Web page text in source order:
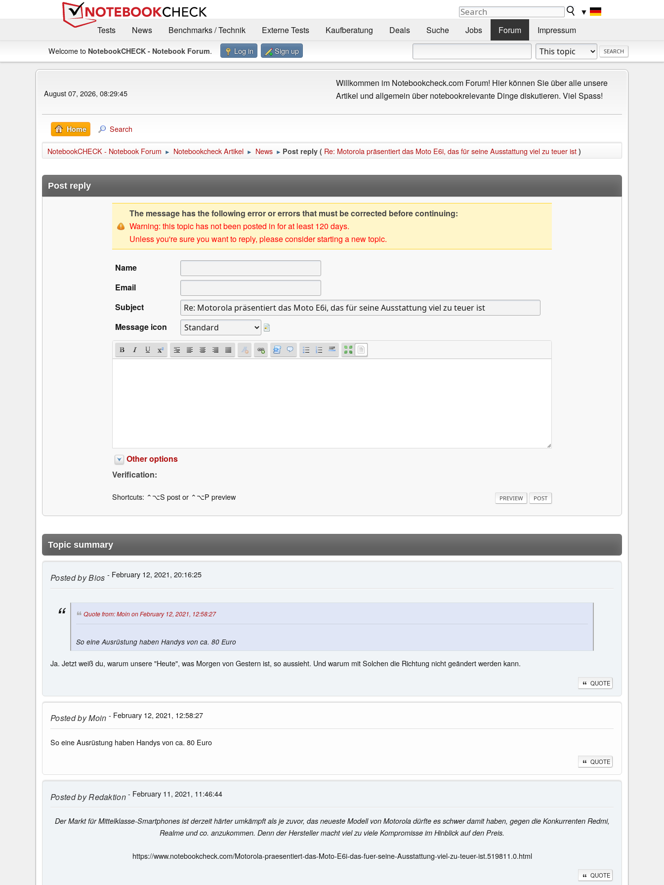
▼
Tests
News Benchmarks / Technik Externe Tests Kaufberatung Deals Suche Jobs Forum Impressum
Welcome to NotebookCHECK - Notebook Forum. Log in Sign up
August 07, 2026, 08:29:45
Willkommen im Notebookcheck.com Forum! Hier können Sie über alle unsere
Artikel und allgemein über notebookrelevante Dinge diskutieren. Viel Spass!
Home Search
NotebookCHECK - Notebook Forum ► Notebookcheck Artikel ► News ► Post reply ( Re: Motorola präsentiert das Moto E6i, das für seine Ausstattung viel zu teuer ist )
Post reply
The message has the following error or errors that must be corrected before continuing:
Warning: this topic has not been posted in for at least 120 days.
Unless you're sure you want to reply, please consider starting a new topic.
Name
Email
Subject
Message icon
Other options
Verification:
Shortcuts: ⌃⌥S post or ⌃⌥P preview
Topic summary
Posted byBios - February 12, 2021, 20:16:25
Quote from: Moin on February 12, 2021, 12:58:27
So eine Ausrüstung haben Handys von ca. 80 Euro
Ja. Jetzt weiß du, warum unsere "Heute", was Morgen von Gestern ist, so aussieht. Und warum mit Solchen die Richtung nicht geändert werden kann.
QUOTE
Posted byMoin - February 12, 2021, 12:58:27
So eine Ausrüstung haben Handys von ca. 80 Euro
QUOTE
Posted byRedaktion- February 11, 2021, 11:46:44
Der Markt für Mittelklasse-Smartphones ist derzeit härter umkämpft als je zuvor, das neueste Modell von Motorola dürfte es schwer damit haben, gegen die Konkurrenten Redmi,
Realme und co. anzukommen. Denn der Hersteller macht viel zu viele Kompromisse im Hinblick auf den Preis.
https://www.notebookcheck.com/Motorola-praesentiert-das-Moto-E6i-das-fuer-seine-Ausstattung-viel-zu-teuer-ist.519811.0.html
QUOTE